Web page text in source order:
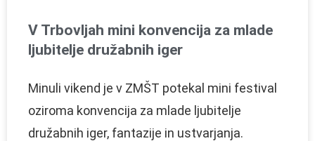
V Trbovljah mini konvencija za mlade
ljubitelje družabnih iger
Minuli vikend je v ZMŠT potekal mini festival
oziroma konvencija za mlade ljubitelje
družabnih iger, fantazije in ustvarjanja.